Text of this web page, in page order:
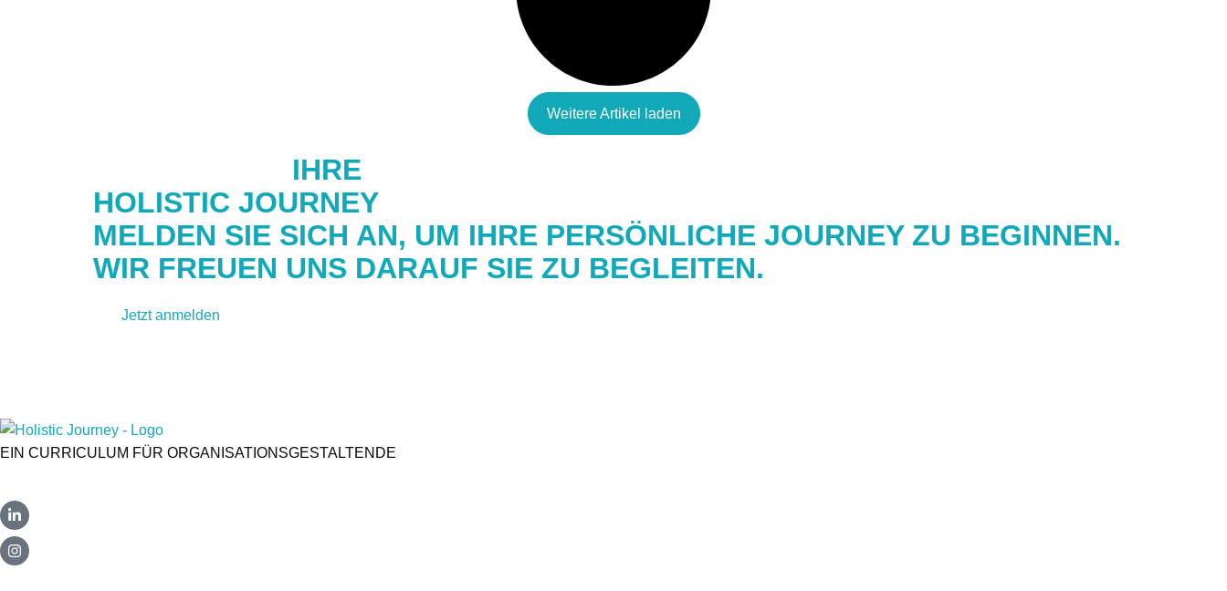
Weitere Artikel laden
IHRE
HOLISTIC JOURNEY
MELDEN SIE SICH AN, UM IHRE PERSÖNLICHE JOURNEY ZU BEGINNEN.
WIR FREUEN UNS DARAUF SIE ZU BEGLEITEN.
Jetzt anmelden
EIN CURRICULUM FÜR ORGANISATIONSGESTALTENDE